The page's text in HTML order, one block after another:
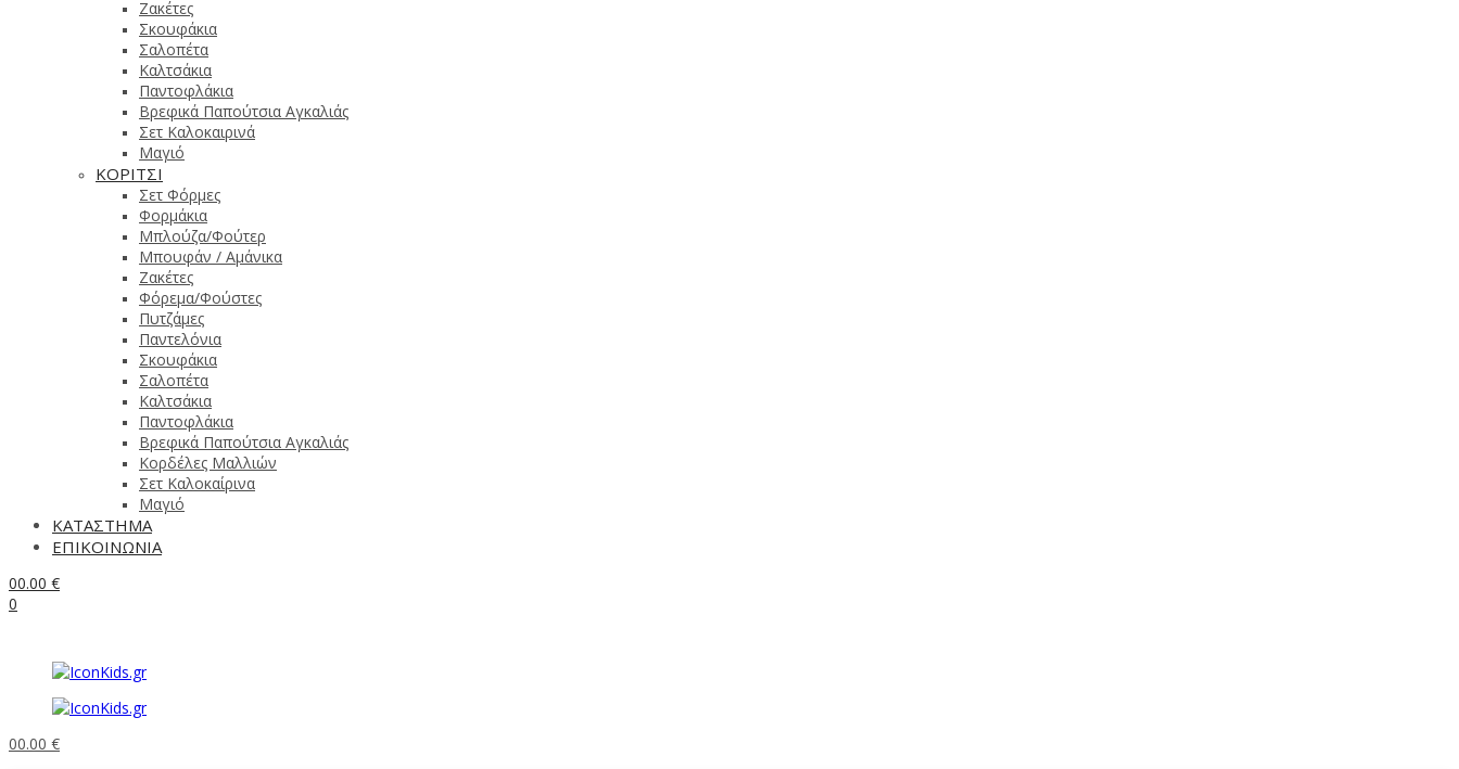
Ζακέτες
Σκουφάκια
Σαλοπέτα
Καλτσάκια
Παντοφλάκια
Βρεφικά Παπούτσια Αγκαλιάς
Σετ Καλοκαιρινά
Μαγιό
ΚΟΡΙΤΣΙ
Σετ Φόρμες
Φορμάκια
Μπλούζα/Φούτερ
Μπουφάν / Αμάνικα
Ζακέτες
Φόρεμα/Φούστες
Πυτζάμες
Παντελόνια
Σκουφάκια
Σαλοπέτα
Καλτσάκια
Παντοφλάκια
Βρεφικά Παπούτσια Αγκαλιάς
Κορδέλες Μαλλιών
Σετ Καλοκαίρινα
Μαγιό
ΚΑΤΑΣΤΗΜΑ
ΕΠΙΚΟΙΝΩΝΙΑ
00.00 €
0
00.00 €